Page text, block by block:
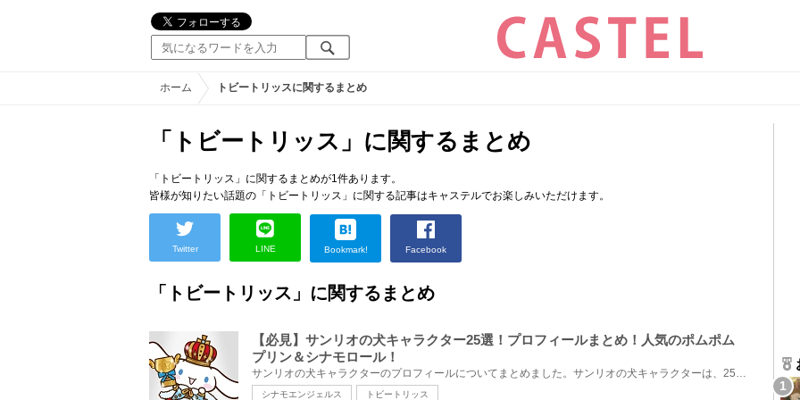
ホーム トビートリッスに関するまとめ
「トビートリッス」に関するまとめ
「トビートリッス」に関するまとめが1件あります。
皆様が知りたい話題の「トビートリッス」に関する記事はキャステルでお楽しみいただけます。
Twitter LINE Bookmark! Facebook
「トビートリッス」に関するまとめ
【必見】サンリオの犬キャラクター25選！プロフィールまとめ！人気のポムポム
プリン＆シナモロール！
サンリオの犬キャラクターのプロフィールについてまとめました。サンリオの犬キャラクターは、25匹もい...
シナモエンジェルス トビートリッス